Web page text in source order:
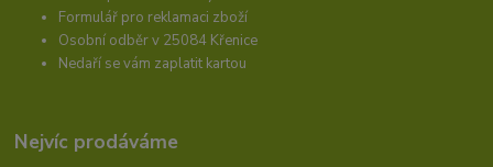
Formulář pro reklamaci zboží
Osobní odběr v 25084 Křenice
Nedaří se vám zaplatit kartou
Nejvíc prodáváme